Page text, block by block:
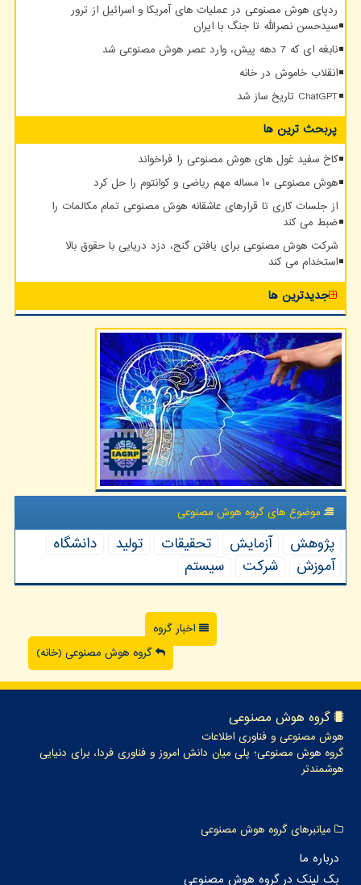
ردپای هوش مصنوعی در عملیات های آمریکا و اسرائیل از ترور
سیدحسن نصرالله تا جنگ با ایران
نابغه ای که 7 دهه پیش، وارد عصر هوش مصنوعی شد
انقلاب خاموش در خانه
ChatGPT تاریخ ساز شد
پربحث ترین ها
کاخ سفید غول های هوش مصنوعی را فراخواند
هوش مصنوعی ۱۰ مساله مهم ریاضی و کوانتوم را حل کرد
از جلسات کاری تا قرارهای عاشقانه هوش مصنوعی تمام مکالمات را
ضبط می کند
شرکت هوش مصنوعی برای یافتن گنج، دزد دریایی با حقوق بالا
استخدام می کند
جدیدترین ها
موضوع های گروه هوش مصنوعی
پژوهش آزمایش تحقیقات تولید
دانشگاه
آموزش
شركت سیستم
اخبار گروه
گروه هوش مصنوعی (خانه)
گروه هوش مصنوعی
هوش مصنوعی و فناوری اطلاعات
گروه هوش مصنوعی؛ پلی میان دانش امروز و فناوری فردا، برای دنیایی
هوشمندتر
میانبرهای گروه هوش مصنوعی
درباره ما
بک لینک در گروه هوش مصنوعی